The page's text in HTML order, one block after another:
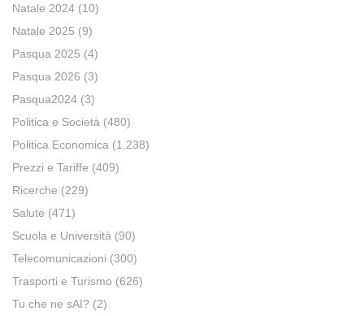
Natale 2024 (10)
Natale 2025 (9)
Pasqua 2025 (4)
Pasqua 2026 (3)
Pasqua2024 (3)
Politica e Società (480)
Politica Economica (1.238)
Prezzi e Tariffe (409)
Ricerche (229)
Salute (471)
Scuola e Università (90)
Telecomunicazioni (300)
Trasporti e Turismo (626)
Tu che ne sAI? (2)